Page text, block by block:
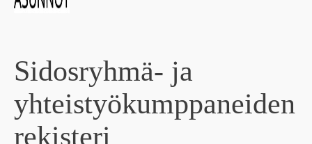
Sidosryhmä- ja
yhteistyökumppaneiden
rekisteri